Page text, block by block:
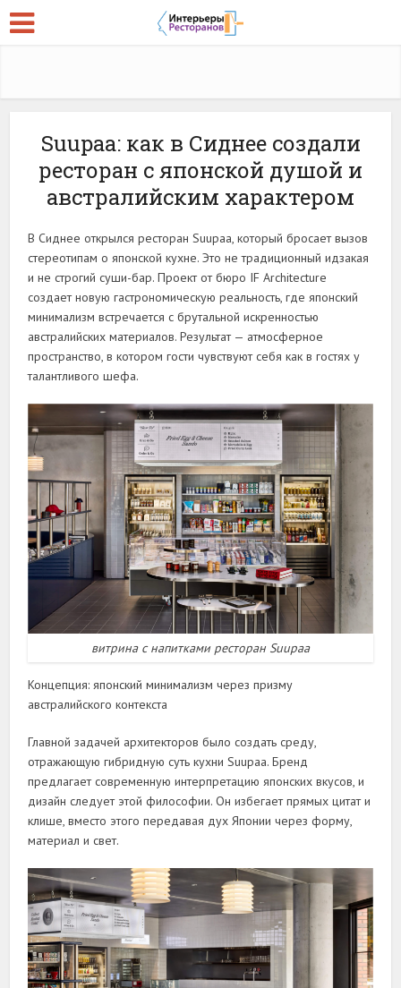
Suupaa: как в Сиднее создали
ресторан с японской душой и
австралийским характером
В Сиднее открылся ресторан Suupaa, который бросает вызов
стереотипам о японской кухне. Это не традиционный идзакая
и не строгий суши-бар. Проект от бюро IF Architecture
создает новую гастрономическую реальность, где японский
минимализм встречается с брутальной искренностью
австралийских материалов. Результат — атмосферное
пространство, в котором гости чувствуют себя как в гостях у
талантливого шефа.
витрина с напитками ресторан Suupaa
Концепция: японский минимализм через призму
австралийского контекста
Главной задачей архитекторов было создать среду,
отражающую гибридную суть кухни Suupaa. Бренд
предлагает современную интерпретацию японских вкусов, и
дизайн следует этой философии. Он избегает прямых цитат и
клише, вместо этого передавая дух Японии через форму,
материал и свет.